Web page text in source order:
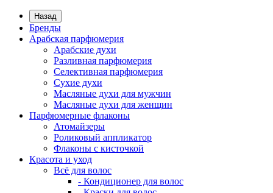
Назад
Бренды
Арабская парфюмерия
Арабские духи
Разливная парфюмерия
Селективная парфюмерия
Сухие духи
Масляные духи для мужчин
Масляные духи для женщин
Парфюмерные флаконы
Атомайзеры
Роликовый аппликатор
Флаконы с кисточкой
Красота и уход
Всё для волос
- Кондиционер для волос